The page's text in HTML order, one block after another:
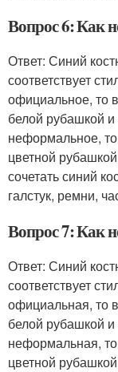
Вопрос 6: Как
Ответ: Синий
соответствует
официальное, то
белой рубашкой
неформальное,
цветной
сочетать синий
галстук, ремни,
Вопрос 7: Как
Ответ: Синий
соответствует
официальная, то
белой рубашкой
неформальная,
цветной